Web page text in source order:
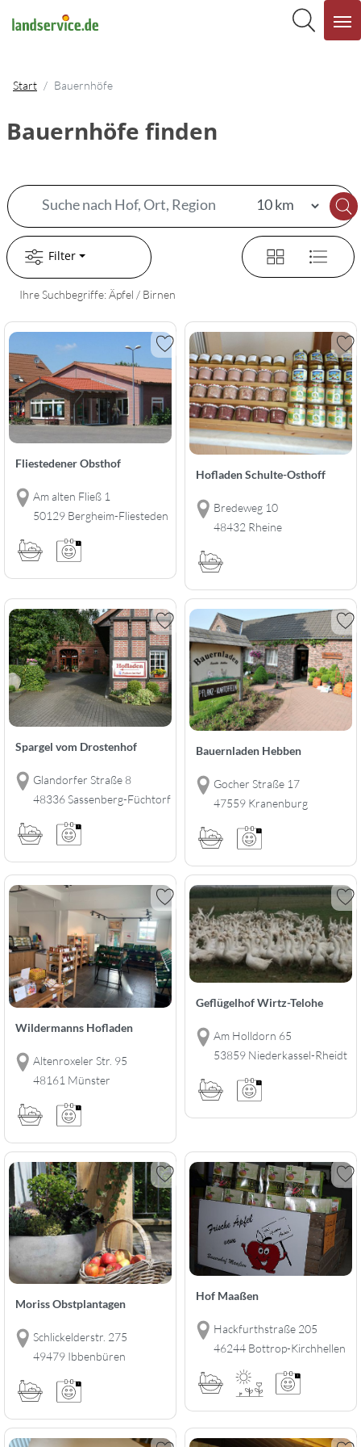
Start Bauernhöfe
Bauernhöfe finden
Filter
Ihre Suchbegriffe: Äpfel / Birnen
Fliestedener Obsthof
Am alten Fließ 1
50129 Bergheim-Fliesteden
Hofladen Schulte-Osthoff
Bredeweg 10
48432 Rheine
Spargel vom Drostenhof
Glandorfer Straße 8
48336 Sassenberg-Füchtorf
Bauernladen Hebben
Gocher Straße 17
47559 Kranenburg
Wildermanns Hofladen
Altenroxeler Str. 95
48161 Münster
Geflügelhof Wirtz-Telohe
Am Holldorn 65
53859 Niederkassel-Rheidt
Moriss Obstplantagen
Schlickelderstr. 275
49479 Ibbenbüren
Hof Maaßen
Hackfurthstraße 205
46244 Bottrop-Kirchhellen